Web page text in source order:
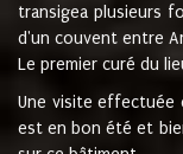
transigea plusieurs
d'un couvent entre
Le premier curé du
Une visite effectuée
est en bon été et